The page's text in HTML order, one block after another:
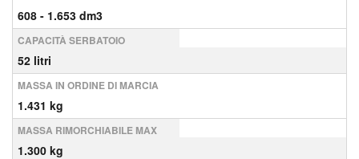
608 - 1.653 dm3
CAPACITÀ SERBATOIO
52 litri
MASSA IN ORDINE DI MARCIA
1.431 kg
MASSA RIMORCHIABILE MAX
1.300 kg